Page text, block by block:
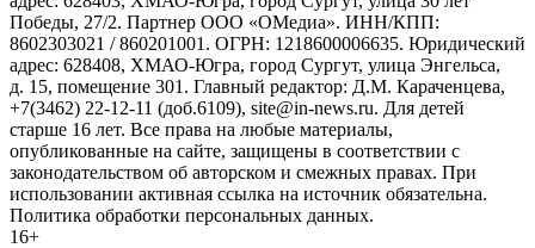
Победы, 27/2. Партнер ООО «ОМедиа». ИНН/КПП:
8602303021 / 860201001. ОГРН: 1218600006635. Юридический
адрес: 628408, ХМАО-Югра, город Сургут, улица Энгельса,
д. 15, помещение 301. Главный редактор: Д.М. Караченцева,
+7(3462) 22-12-11 (доб.6109), site@in-news.ru. Для детей
старше 16 лет. Все права на любые материалы,
опубликованные на сайте, защищены в соответствии с
законодательством об авторском и смежных правах. При
использовании активная ссылка на источник обязательна.
Политика обработки персональных данных.
16+